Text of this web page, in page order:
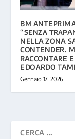
BM
“SENZA
NELLA ZONA
CONTENDER.
RACCONTARE
EDOARDO
Gennaio 17, 2026